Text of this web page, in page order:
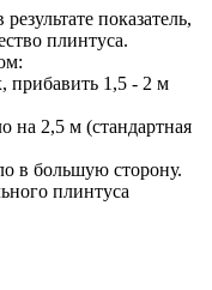
показатель,
плинтуса.
прибавить 1,5 - 2 м
на 2,5 м (стандартная
в большую сторону.
плинтуса